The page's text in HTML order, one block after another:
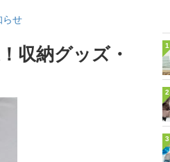
らせ
収納グッズ・
1
2
3